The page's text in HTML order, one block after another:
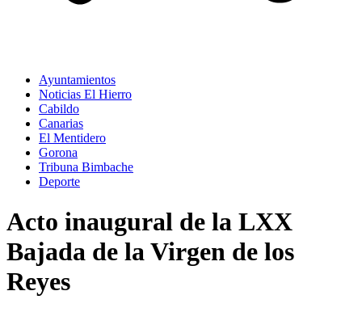
Ayuntamientos
Noticias El Hierro
Cabildo
Canarias
El Mentidero
Gorona
Tribuna Bimbache
Deporte
Acto inaugural de la LXX
Bajada de la Virgen de los
Reyes